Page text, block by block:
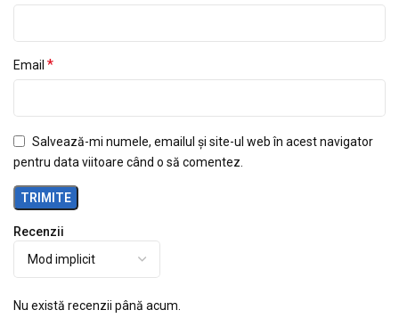
Recenzii
Nu există recenzii până acum.
Email *
Salvează-mi numele, emailul și site-ul web în acest navigator
pentru data viitoare când o să comentez.